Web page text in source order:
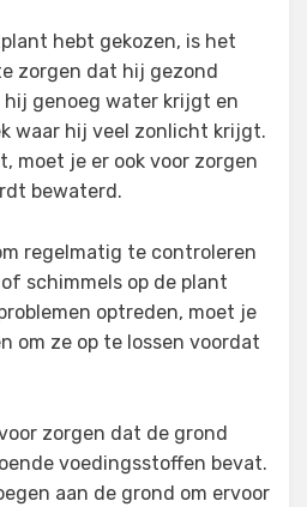
hebt gekozen, is het
zorgen dat hij gezond
genoeg water krijgt en
waar hij veel zonlicht krijgt.
moet je er ook voor zorgen
bewaterd.
regelmatig te controleren
schimmels op de plant
optreden, moet je
om ze op te lossen voordat
zorgen dat de grond
voedingsstoffen bevat.
aan de grond om ervoor